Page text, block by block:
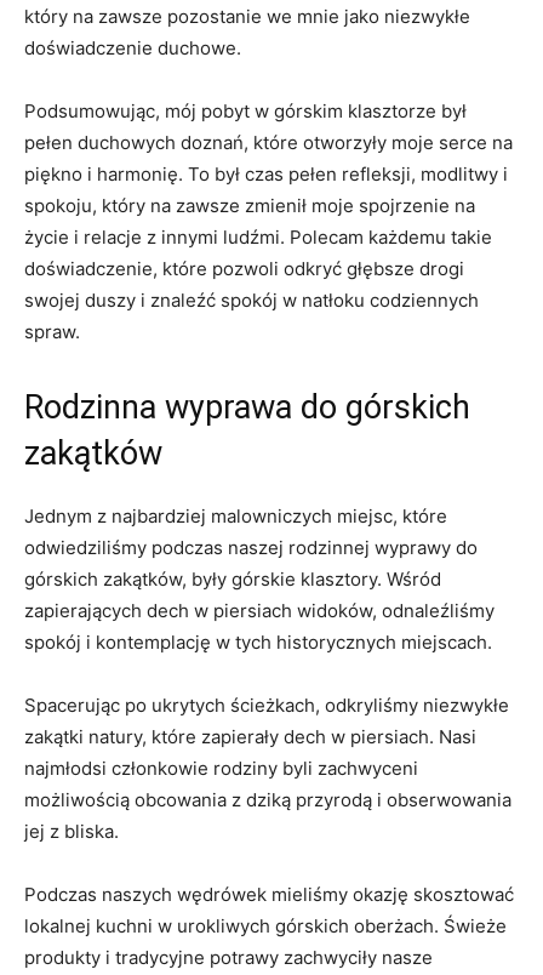
który na zawsze pozostanie we mnie jako niezwykłe
doświadczenie duchowe.
Podsumowując, mój pobyt w górskim klasztorze był
pełen ⁤duchowych doznań, które otworzyły moje serce na
⁢piękno i harmonię. To był czas pełen refleksji, modlitwy i
spokoju,‍ który na zawsze⁣ zmienił moje spojrzenie na
życie i relacje⁣ z innymi ludźmi. Polecam⁣ każdemu takie
‍doświadczenie, które pozwoli odkryć głębsze drogi
swojej duszy i‍ znaleźć spokój w ⁤natłoku⁤ codziennych
spraw.
Rodzinna wyprawa do górskich
zakątków
Jednym z najbardziej malowniczych miejsc, które
odwiedziliśmy podczas naszej rodzinnej wyprawy do
górskich‌ zakątków, były górskie‍ klasztory. ⁣Wśród
zapierających ​dech w piersiach widoków, ⁣odnaleźliśmy
spokój i kontemplację w tych historycznych miejscach.
Spacerując po‍ ukrytych ścieżkach, odkryliśmy niezwykłe
zakątki natury, które​ zapierały dech w piersiach. Nasi
najmłodsi członkowie rodziny byli zachwyceni
możliwością obcowania z dziką przyrodą i obserwowania
jej ‌z bliska.
Podczas naszych wędrówek mieliśmy okazję skosztować
lokalnej kuchni w urokliwych górskich oberżach. Świeże
produkty i ‌tradycyjne potrawy zachwyciły nasze